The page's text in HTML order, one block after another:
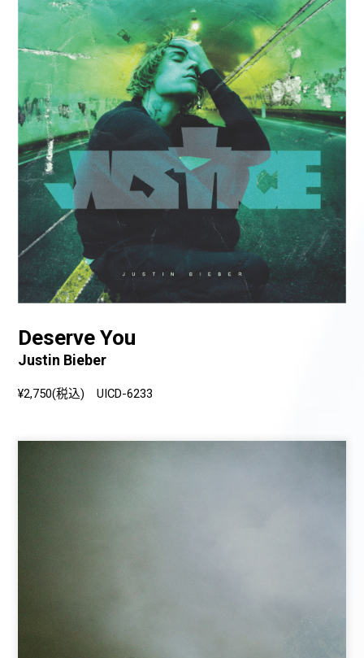
Deserve You
Justin Bieber
¥2,750(税込) UICD-6233